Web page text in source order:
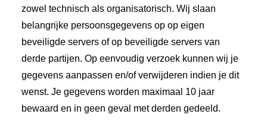
zowel technisch als organisatorisch. Wij slaan
belangrijke persoonsgegevens op op eigen
beveiligde servers of op beveiligde servers van
derde partijen. Op eenvoudig verzoek kunnen wij je
gegevens aanpassen en/of verwijderen indien je dit
wenst. Je gegevens worden maximaal 10 jaar
bewaard en in geen geval met derden gedeeld.